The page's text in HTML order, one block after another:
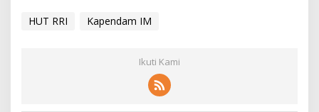
HUT RRI Kapendam IM
Ikuti Kami